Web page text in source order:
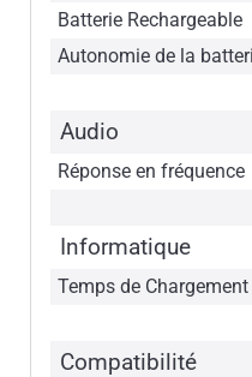
Batterie Rechargeable
Autonomie de la
Audio
Réponse en fréquence
Informatique
Temps de Chargement
Compatibilité